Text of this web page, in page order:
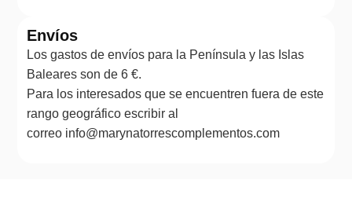
Envíos
Los gastos de envíos para la Península y las Islas
Baleares son de 6 €.
Para los interesados que se encuentren fuera de este
rango geográfico escribir al
correo info@marynatorrescomplementos.com